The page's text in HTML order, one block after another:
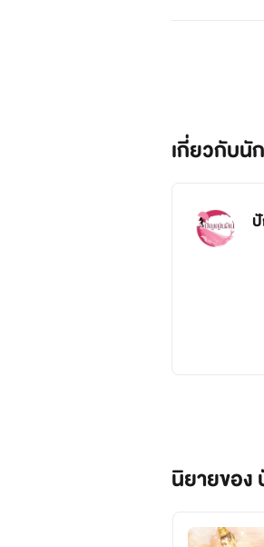
เกี่ยวกับนั
นิยายขอ